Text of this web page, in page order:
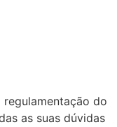
do
as suas dúvidas